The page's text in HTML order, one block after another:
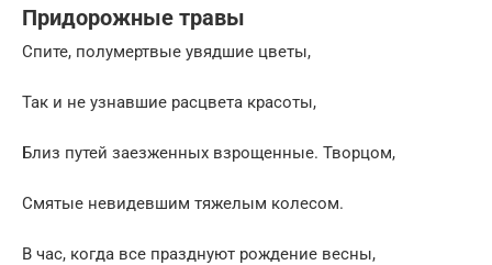
Придорожные травы
Спите, полумертвые увядшие цветы,
Так и не узнавшие расцвета красоты,
Близ путей заезженных взрощенные. Творцом,
Смятые невидевшим тяжелым колесом.
В час, когда все празднуют рождение весны,